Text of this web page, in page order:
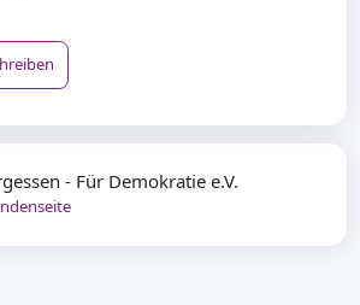
- Für Demokratie e.V.